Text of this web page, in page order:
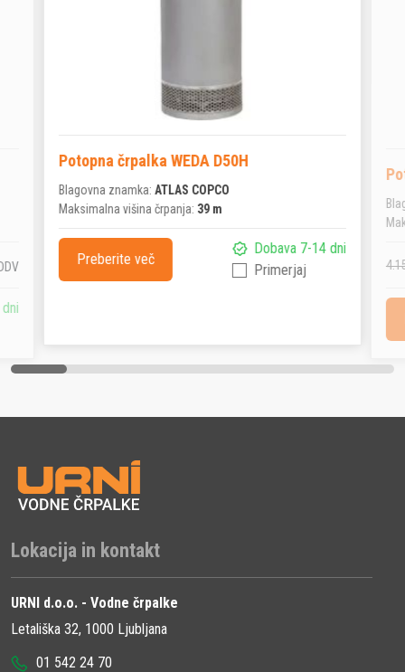
Potopna črpalka WEDA D50H
Blagovna znamka:ATLAS COPCO
Maksimalna višina črpanja: 39 m
Preberite več
Dobava 7-14 dni
Primerjaj
Lokacija in kontakt
URNI d.o.o. - Vodne črpalke
Letališka 32, 1000 Ljubljana
01 542 24 70